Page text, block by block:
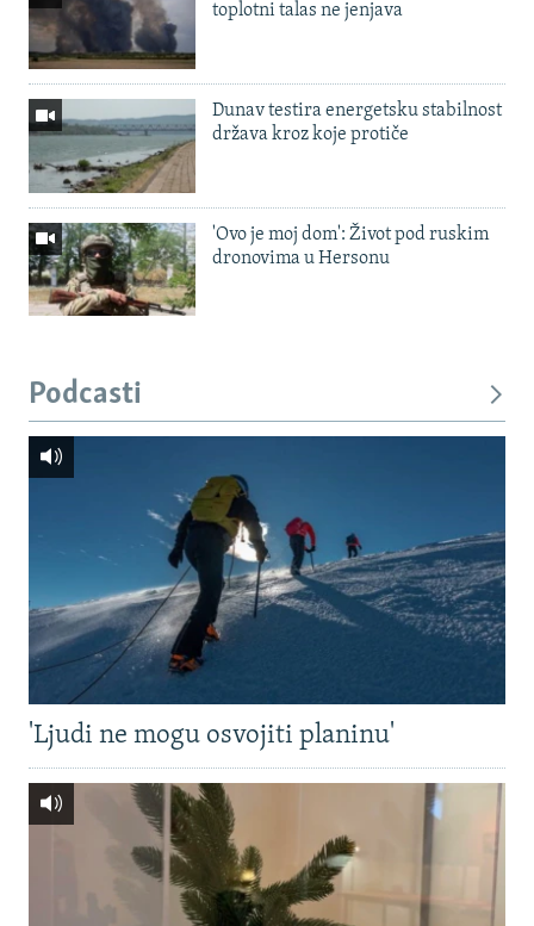
toplotni talas ne jenjava
Dunav testira energetsku stabilnost
država kroz koje protiče
'Ovo je moj dom': Život pod ruskim
dronovima u Hersonu
Podcasti
'Ljudi ne mogu osvojiti planinu'